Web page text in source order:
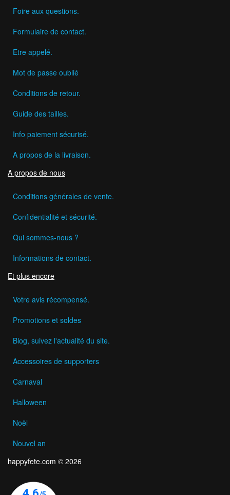
Foire aux questions.
Formulaire de contact.
Etre appelé.
Mot de passe oublié
Conditions de retour.
Guide des tailles.
Info paiement sécurisé.
A propos de la livraison.
A propos de nous
Conditions générales de vente.
Confidentialité et sécurité.
Qui sommes-nous ?
Informations de contact.
Et plus encore
Votre avis récompensé.
Promotions et soldes
Blog, suivez l'actualité du site.
Accessoires de supporters
Carnaval
Halloween
Noël
Nouvel an
happyfete.com © 2026